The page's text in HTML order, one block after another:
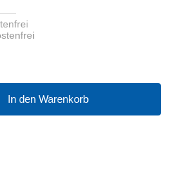
In den Warenkorb